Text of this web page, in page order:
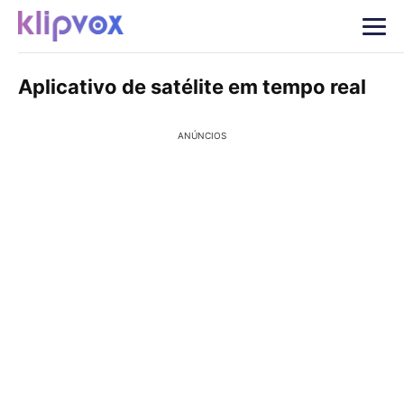
Aplicativo de satélite em tempo real
ANÚNCIOS